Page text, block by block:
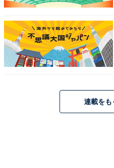
そこでおすすめなのが以下で
商品はいかがでしたでし
ご連絡ください
このようなメッセージにす
連載をも